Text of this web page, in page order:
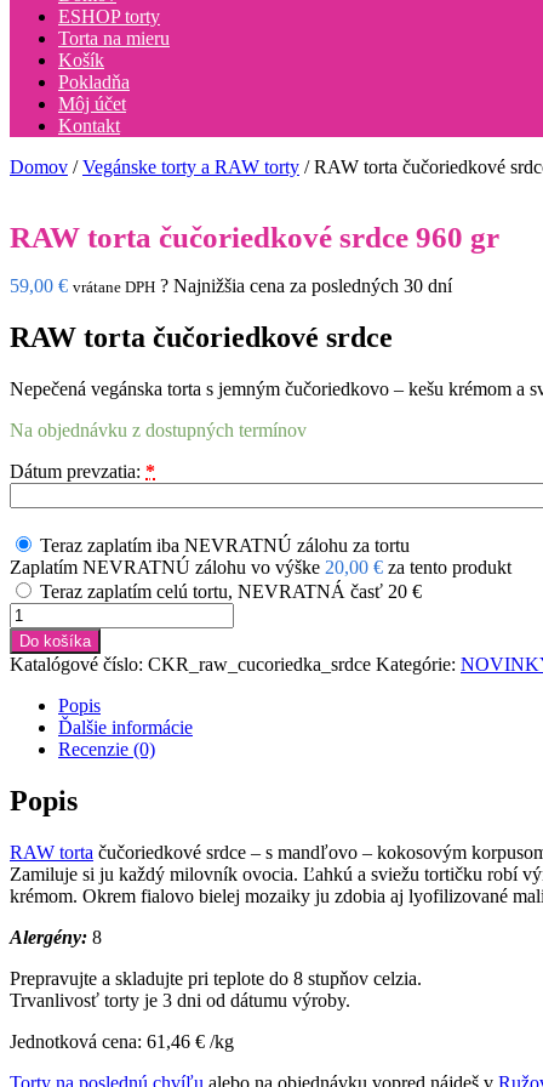
ESHOP torty
Torta na mieru
Košík
Pokladňa
Môj účet
Kontakt
Domov /Vegánske torty a RAW torty / RAW torta čučoriedkové
RAW torta čučoriedkové srdce 960 gr
59,00 € vrátane DPH ? Najnižšia cena za posledných 30 dní
RAW torta čučoriedkové srdce
Nepečená vegánska torta s jemným čučoriedkovo – kešu krémom
Na objednávku z dostupných termínov
Dátum prevzatia: *
Teraz zaplatím iba NEVRATNÚ zálohu za tortu
Zaplatím NEVRATNÚ zálohu vo výške 20,00 € za tento produkt
Teraz zaplatím celú tortu, NEVRATNÁ časť 20 €
množstvo
RAW
torta
čučoriedkové
srdce
Do košíka
Katalógové číslo: CKR_raw_cucoriedka_srdce Kategórie:
Popis
Ďalšie informácie
Recenzie (0)
Popis
RAW torta čučoriedkové srdce – s mandľovo – kokosovým
Zamiluje si ju každý milovník ovocia. Ľahkú a sviežu tortičku robí
krémom. Okrem fialovo bielej mozaiky ju zdobia aj lyofilizované
Alergény: 8
Prepravujte a skladujte pri teplote do 8 stupňov celzia.
Trvanlivosť torty je 3 dni od dátumu výroby.
Jednotková cena: 61,46 € /kg
Torty na poslednú chvíľu alebo na objednávku vopred nájdeš v